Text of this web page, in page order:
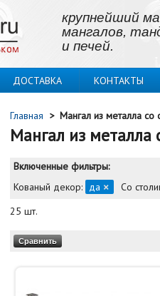
крупнейший
мангалов,
и печей.
ДОСТАВКА КОНТАКТЫ
Главная > Мангал из металла со
Мангал из
Включенные фильтры:
Кованый декор: да × Со
25 шт.